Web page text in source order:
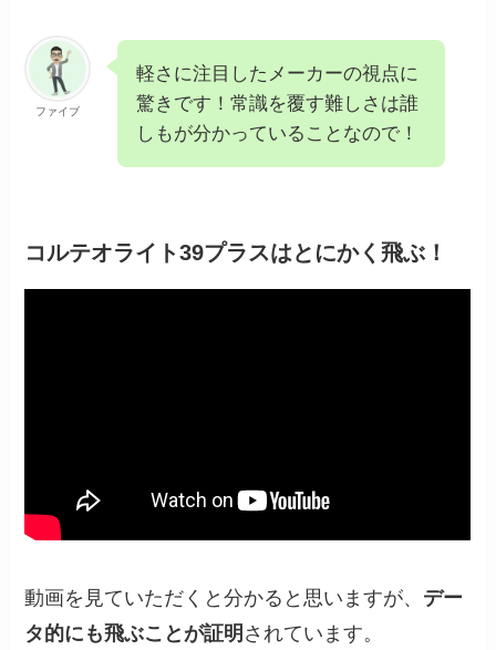
ファイブ
軽さに注目したメーカーの視点に
驚きです！常識を覆す難しさは誰
しもが分かっていることなので！
コルテオライト39プラスはとにかく飛ぶ！
動画を見ていただくと分かると思いますが、 デー
タ的にも飛ぶことが証明 されています。